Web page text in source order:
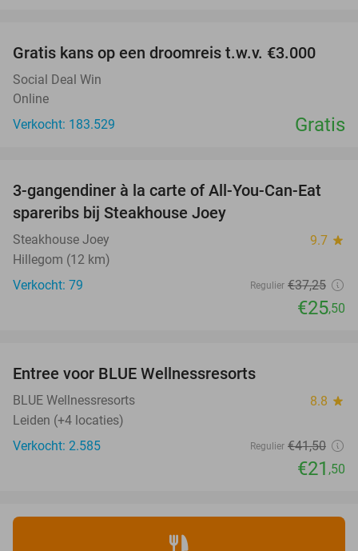
Gratis kans op een droomreis t.w.v. €3.000
Social Deal Win
Online
Verkocht: 183.529
Gratis
32%
3-gangendiner à la carte of All-You-Can-Eat
spareribs bij Steakhouse Joey
Steakhouse Joey 9.7 star
Hillegom (12 km)
Verkocht: 79
Regulier €37,25
€25,50
Entree voor BLUE Wellnessresorts
BLUE Wellnessresorts 8.8 star
Leiden (+4 locaties)
Verkocht: 2.585
Regulier €41,50
€21 ,50